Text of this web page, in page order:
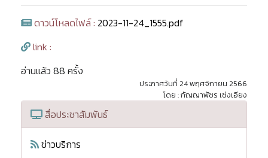
ดาวน์โหลดไฟล์ : 2023-11-24_1555.pdf
link :
อ่านแล้ว 88 ครั้ง
ประกาศวันที่ 24 พฤศจิกายน 2566
โดย : กัญญาพัชร เซ่งเอียง
สื่อประชาสัมพันธ์
ข่าวบริการ